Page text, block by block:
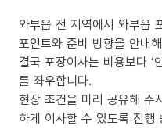
와부읍 전 지역에서 와부읍
포인트와 준비 방향을 안내
결국 포장이사는 비용보다
를 좌우합니다.
현장 조건을 미리 공유해 주
하게 이사할 수 있도록 진행